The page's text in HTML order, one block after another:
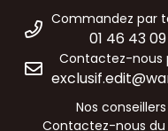
Commandez par
01 46 43
Contactez-nous
Nos
Contactez-nous du